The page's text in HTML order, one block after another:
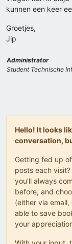
kunnen een keer
Groetjes,
Jip
Administrator
Student Technische
Hello! It looks
conversation,
Getting fed up
posts each
you'll always
before, and
(either via
able to save
your